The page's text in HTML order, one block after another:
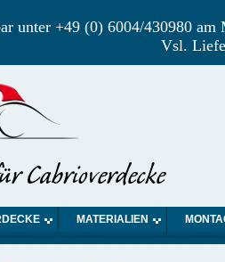
unter +49 (0) 6004/430980
Vsl.
MATERIALIEN